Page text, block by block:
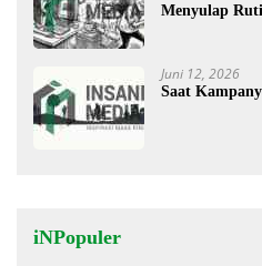
Menyulap
Juni 12, 2026
Saat
iNPopuler